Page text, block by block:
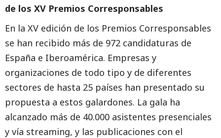
de los XV Premios Corresponsables
En la XV edición de los Premios Corresponsables
se han recibido más de 972 candidaturas de
España e Iberoamérica. Empresas y
organizaciones de todo tipo y de diferentes
sectores de hasta 25 países han presentado su
propuesta a estos galardones. La gala ha
alcanzado más de 40.000 asistentes presenciales
y vía streaming, y las publicaciones con el